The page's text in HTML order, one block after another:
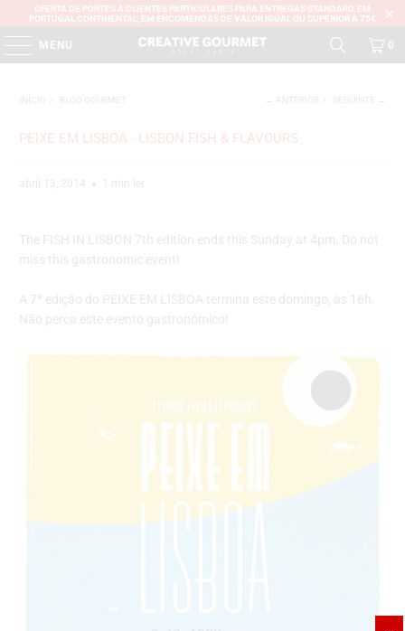
OFERTA DE PORTES A CLIENTES PARTICULARES PARA ENTREGAS STANDARD, EM
PORTUGAL CONTINENTAL, EM ENCOMENDAS DE VALOR IGUAL OU SUPERIOR A 75€
MENU 0
BLOG GOURMET ← ANTERIOR SEGUINTE →
PEIXE EM LISBOA - LISBON FISH & FLAVOURS
abril 13, 2014 1 min ler
The FISH IN LISBON 7th edition ends this Sunday at 4pm. Do not
miss this gastronomic event!
A 7ª edição do PEIXE EM LISBOA termina este domingo, às 16h.
Não perca este evento gastronómico!